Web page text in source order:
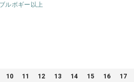
ルボギー以上
10 11 12 13 14 15 16 17